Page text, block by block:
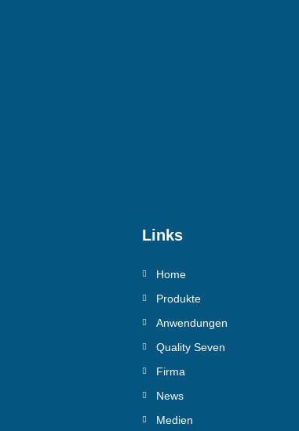
Links
Home
Produkte
Anwendungen
Quality Seven
Firma
News
Medien